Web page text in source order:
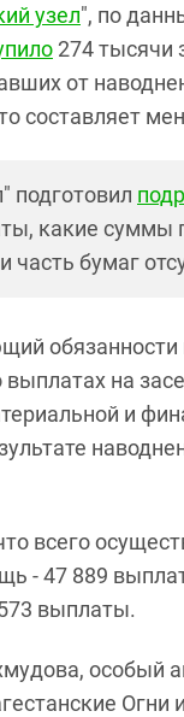
узел", по
274 тысячи
от
составляет
подготовил
какие суммы
часть бумаг
выплатах на
и
всего
- 47 889
выплаты.
особый